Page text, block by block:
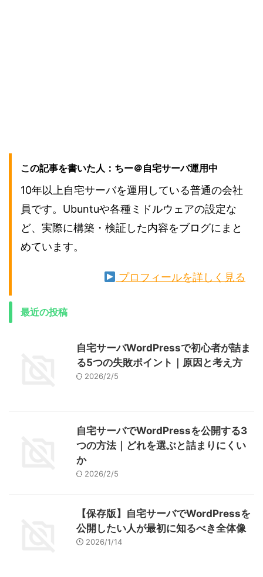
この記事を書いた人：ちー＠自宅サーバ運用中
10年以上自宅サーバを運用している普通の会社
員です。Ubuntuや各種ミドルウェアの設定な
ど、実際に構築・検証した内容をブログにまと
めています。
プロフィールを詳しく見る
最近の投稿
自宅サーバWordPressで初心者が詰ま
る5つの失敗ポイント｜原因と考え方
2026/2/5
自宅サーバでWordPressを公開する3
つの方法｜どれを選ぶと詰まりにくい
か
2026/2/5
【保存版】自宅サーバでWordPressを
公開したい人が最初に知るべき全体像
2026/1/14